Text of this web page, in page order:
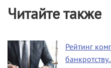
Читайте также
Рейтинг